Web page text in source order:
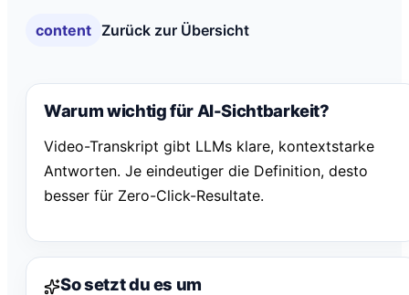
content Zurück zur Übersicht
Warum wichtig für AI-Sichtbarkeit?
Video-Transkript gibt LLMs klare, kontextstarke
Antworten. Je eindeutiger die Definition, desto
besser für Zero-Click-Resultate.
So setzt du es um